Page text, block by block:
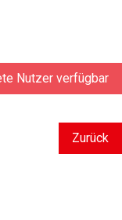
Nutzer verfügbar
Zurück